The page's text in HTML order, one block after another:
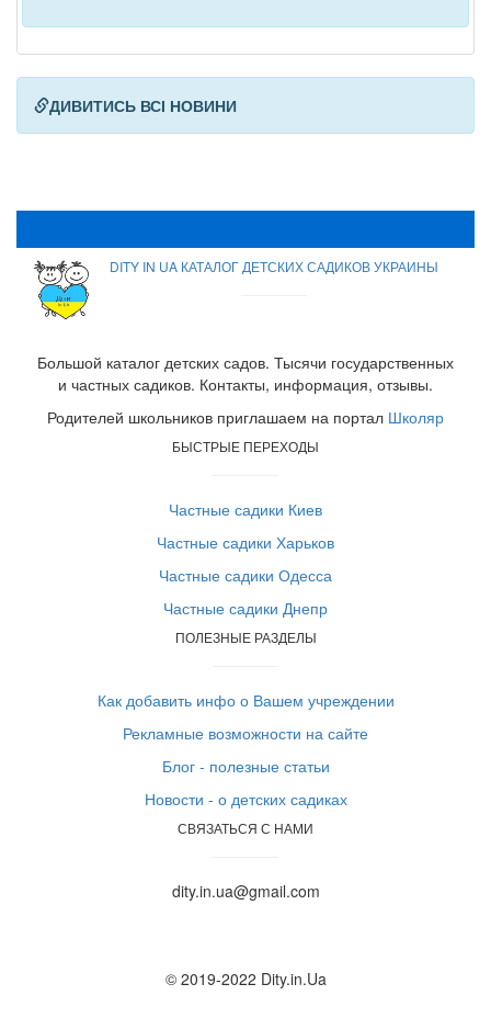
ДИВИТИСЬ ВСІ НОВИНИ
DITY IN UA КАТАЛОГ ДЕТСКИХ САДИКОВ УКРАИНЫ
Большой каталог детских садов. Тысячи государственных
и частных садиков. Контакты, информация, отзывы.
Родителей школьников приглашаем на портал Школяр
БЫСТРЫЕ ПЕРЕХОДЫ
Частные садики Киев
Частные садики Харьков
Частные садики Одесса
Частные садики Днепр
ПОЛЕЗНЫЕ РАЗДЕЛЫ
Как добавить инфо о Вашем учреждении
Рекламные возможности на сайте
Блог - полезные статьи
Новости - о детских садиках
СВЯЗАТЬСЯ С НАМИ
dity.in.ua@gmail.com
© 2019-2022 Dity.in.Ua